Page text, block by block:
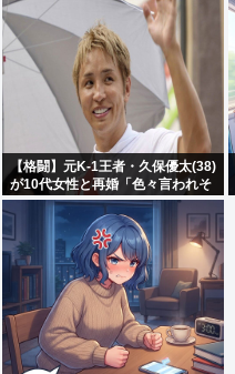
【格闘】元K-1王者・久保優太(38)
が10代女性と再婚「色々言われそ
うですが…」